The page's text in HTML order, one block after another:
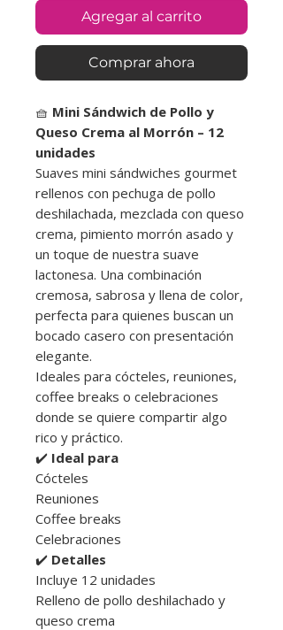
Agregar al carrito
Comprar ahora
🧺 Mini Sándwich de Pollo y
Queso Crema al Morrón – 12
unidades
Suaves mini sándwiches gourmet
rellenos con pechuga de pollo
deshilachada, mezclada con queso
crema, pimiento morrón asado y
un toque de nuestra suave
lactonesa. Una combinación
cremosa, sabrosa y llena de color,
perfecta para quienes buscan un
bocado casero con presentación
elegante.
Ideales para cócteles, reuniones,
coffee breaks o celebraciones
donde se quiere compartir algo
rico y práctico.
✔️ Ideal para
Cócteles
Reuniones
Coffee breaks
Celebraciones
✔️ Detalles
Incluye 12 unidades
Relleno de pollo deshilachado y
queso crema